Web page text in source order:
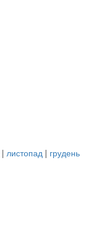
| листопад | грудень